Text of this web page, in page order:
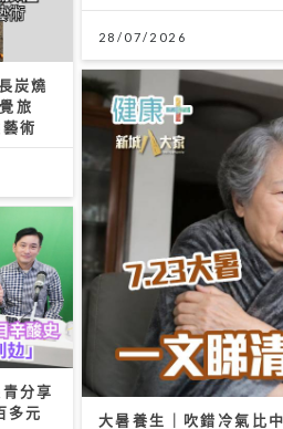
28/07/2026
炭燒
旅
術
大暑養生｜吹錯冷氣比
分享
多元